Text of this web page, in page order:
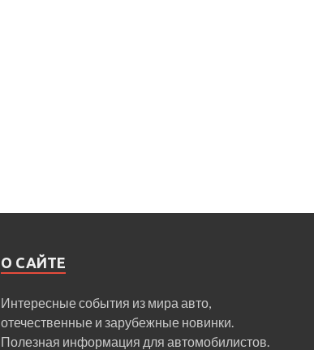
О САЙТЕ
Интересные события из мира авто,
отечественные и зарубежные новинки.
Полезная информация для автомобилистов.